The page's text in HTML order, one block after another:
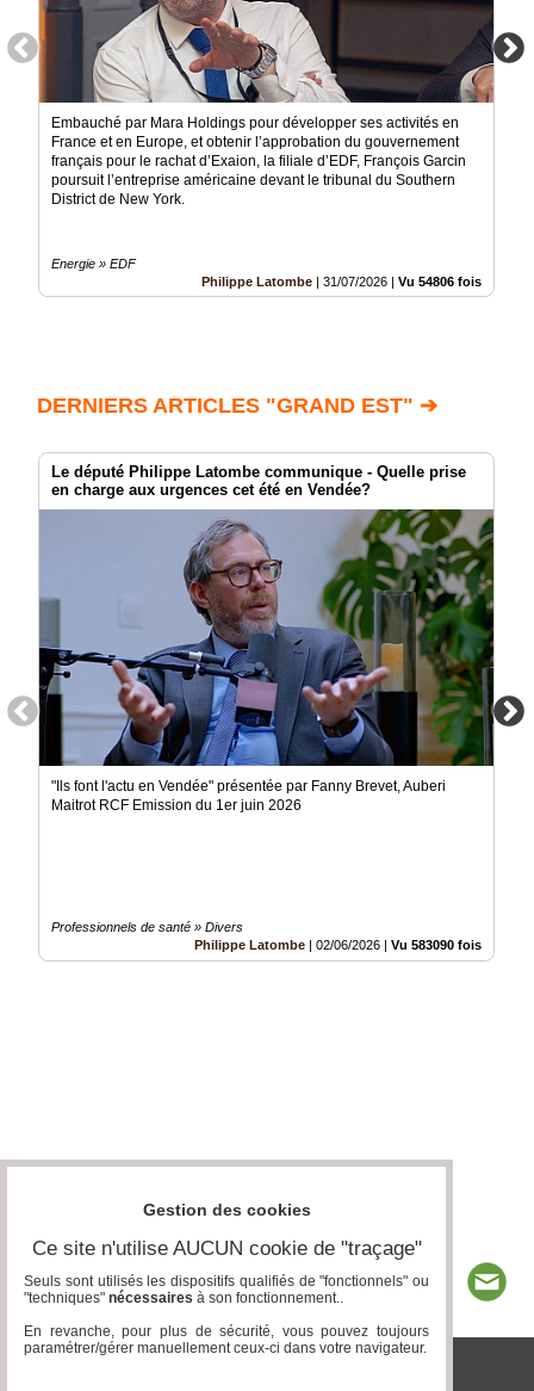
Embauché par Mara Holdings pour développer ses activités en
France et en Europe, et obtenir l’approbation du gouvernement
français pour le rachat d’Exaion, la filiale d’EDF, François Garcin
poursuit l’entreprise américaine devant le tribunal du Southern
District de New York.
Energie » EDF
Philippe Latombe | 31/07/2026 | Vu 54806 fois
DERNIERS ARTICLES "GRAND EST" ➔
Le député Philippe Latombe communique - Quelle prise
en charge aux urgences cet été en Vendée?
"Ils font l'actu en Vendée" présentée par Fanny Brevet, Auberi
Maitrot RCF Emission du 1er juin 2026
Professionnels de santé » Divers
Philippe Latombe
02/06/2026 Vu 583090 fois
Gestion des cookies
Ce site n'utilise AUCUN cookie de "traçage"
Seuls sont utilisés les dispositifs qualifiés de "fonctionnels" ou
"techniques" nécessaires à son fonctionnement..
En revanche, pour plus de sécurité, vous pouvez toujours
paramétrer/gérer manuellement ceux-ci dans votre navigateur.